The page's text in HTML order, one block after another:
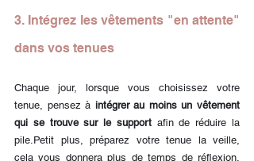
3. Intégrez les vêtements "en attente"
dans vos tenues
Chaque jour, lorsque vous choisissez votre
tenue, pensez à intégrer au moins un vêtement
qui se trouve sur le support afin de réduire la
pile.Petit plus, préparez votre tenue la veille,
cela vous donnera plus de temps de réflexion,